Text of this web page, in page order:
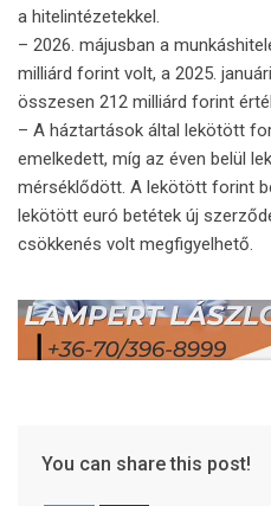
a hitelintézetekkel.
– 2026. májusban a
milliárd forint volt, a 2025.
összesen 212 milliárd forint
– A háztartások által lekötött
emelkedett, míg az éven belül
mérséklődött. A lekötött forint
lekötött euró betétek új
csökkenés volt megfigyelhető.
You can share this post!